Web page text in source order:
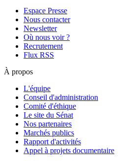
Espace Presse
Nous contacter
Newsletter
Où nous voir ?
Recrutement
Flux RSS
À propos
L'équipe
Conseil d'administration
Comité d'éthique
Le site du Sénat
Nos partenaires
Marchés publics
Rapport d'activités
Appel à projets documentaire